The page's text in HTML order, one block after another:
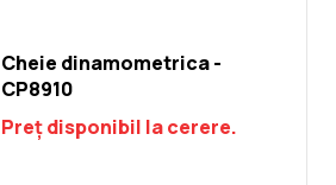
Cheie dinamometrica -
CP8910
Preț disponibil la cerere.